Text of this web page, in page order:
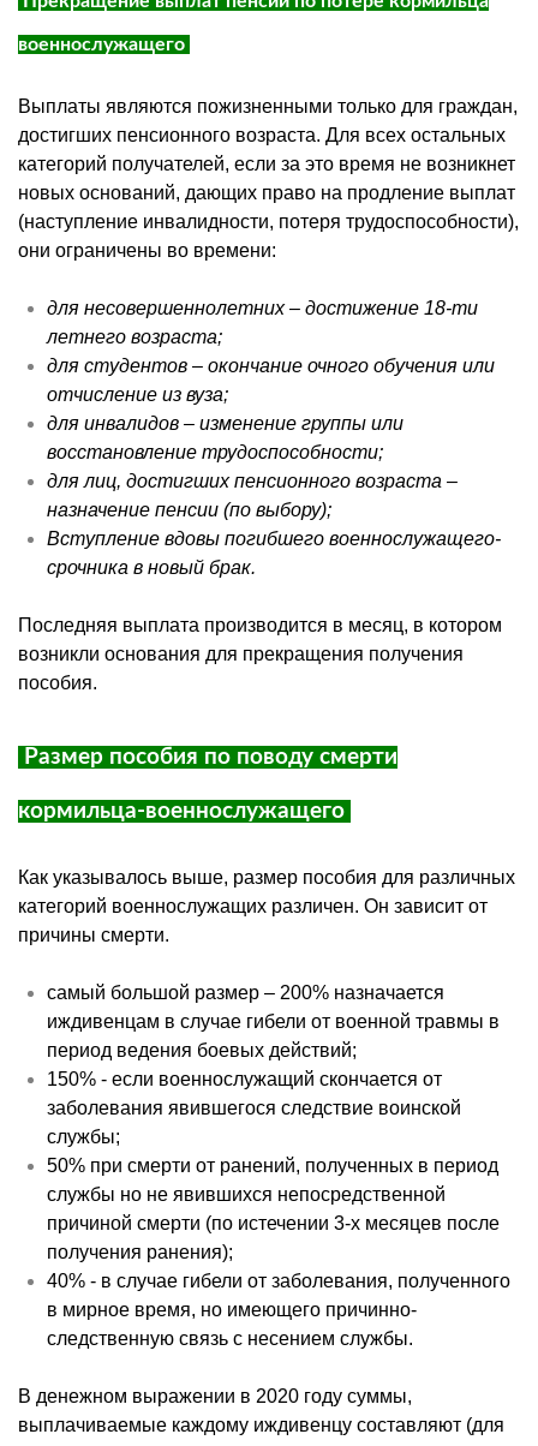
военнослужащего
Выплаты являются пожизненными только для граждан,
достигших пенсионного возраста. Для всех остальных
категорий получателей, если за это время не возникнет
новых оснований, дающих право на продление выплат
(наступление инвалидности, потеря трудоспособности),
они ограничены во времени:
для несовершеннолетних – достижение 18-ти
летнего возраста;
для студентов – окончание очного обучения или
отчисление из вуза;
для инвалидов – изменение группы или
восстановление трудоспособности;
для лиц, достигших пенсионного возраста –
назначение пенсии (по выбору);
Вступление вдовы погибшего военнослужащего-
срочника в новый брак.
Последняя выплата производится в месяц, в котором
возникли основания для прекращения получения
пособия.
Размер пособия по поводу смерти
кормильца-военнослужащего
Как указывалось выше, размер пособия для различных
категорий военнослужащих различен. Он зависит от
причины смерти.
самый большой размер – 200% назначается
иждивенцам в случае гибели от военной травмы в
период ведения боевых действий;
150% - если военнослужащий скончается от
заболевания явившегося следствие воинской
службы;
50% при смерти от ранений, полученных в период
службы но не явившихся непосредственной
причиной смерти (по истечении 3-х месяцев после
получения ранения);
40% - в случае гибели от заболевания, полученного
в мирное время, но имеющего причинно-
следственную связь с несением службы.
В денежном выражении в 2020 году суммы,
выплачиваемые каждому иждивенцу составляют (для